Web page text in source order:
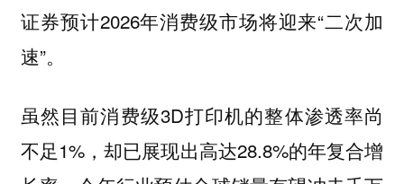
证券预计2026年消费级市场将迎来“二次加
速”。
虽然目前消费级3D打印机的整体渗透率尚
不足1%，却已展现出高达28.8%的年复合增